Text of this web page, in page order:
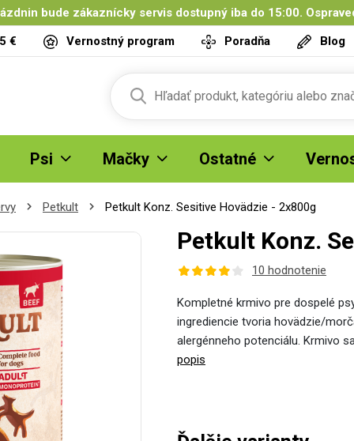
bude zákaznícky servis dostupný iba do 15:00.
€
Vernostný program Poradňa Blog
Psi Mačky Ostatné
Petkult Petkult Konz. Sesitive Hovädzie - 2x800g
Petkult Konz.
10 hodnotenie
Kompletné krmivo pre dospelé
ingrediencie tvoria hovädzie/
alergénneho potenciálu. Krmivo
popis